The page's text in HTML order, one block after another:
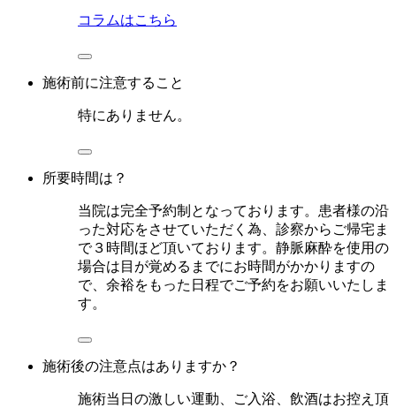
コラムはこちら
施術前に注意すること
特にありません。
所要時間は？
当院は完全予約制となっております。患者様の沿
った対応をさせていただく為、診察からご帰宅ま
で３時間ほど頂いております。静脈麻酔を使用の
場合は目が覚めるまでにお時間がかかりますの
で、余裕をもった日程でご予約をお願いいたしま
す。
施術後の注意点はありますか？
施術当日の激しい運動、ご入浴、飲酒はお控え頂